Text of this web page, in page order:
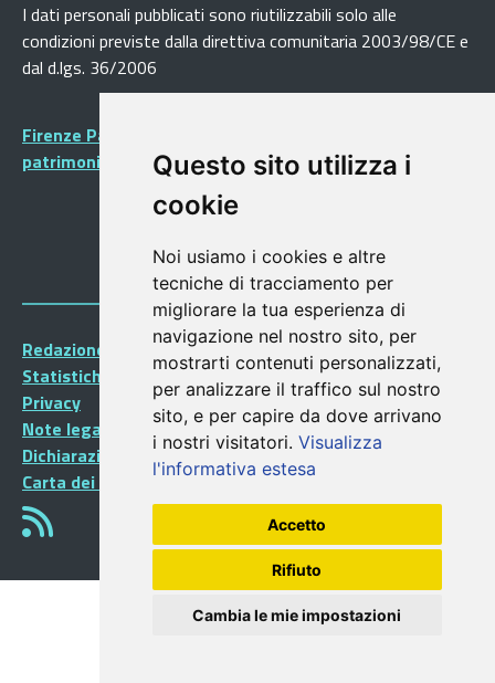
Questo sito utilizza i
cookie
Noi usiamo i cookies e altre
tecniche di tracciamento per
migliorare la tua esperienza di
navigazione nel nostro sito, per
mostrarti contenuti personalizzati,
per analizzare il traffico sul nostro
sito, e per capire da dove arrivano
i nostri visitatori. Visualizza
l'informativa estesa
Accetto
Rifiuto
Cambia le mie impostazioni
I dati personali pubblicati sono riutilizzabili solo alle
condizioni previste dalla direttiva comunitaria 2003/98/CE e
dal d.lgs. 36/2006
Firenze Patrimonio Mondiale - Centro storico di Firenze
patrimonio dell’Umanità
Redazione Portalegiovani
Statistiche
Privacy
Note legali
Dichiarazione di accessibilità
Carta dei Servizi